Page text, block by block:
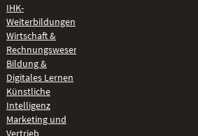
IHK-
Weiterbildungen
Wirtschaft &
Rechnungswesen
Bildung &
Digitales Lernen
Künstliche
Intelligenz
Marketing und
Vertrieb